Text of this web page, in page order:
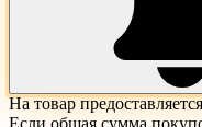
На товар
Если общая сумма